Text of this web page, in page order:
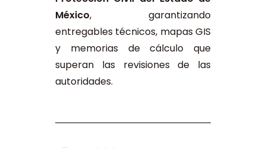
México, garantizando
entregables técnicos, mapas GIS
y memorias de cálculo que
superan las revisiones de las
autoridades.